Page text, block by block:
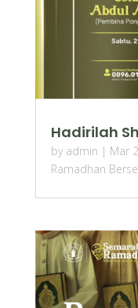
Hadirilah
by admin | Mar
Ramadhan